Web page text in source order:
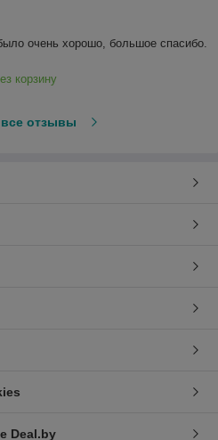
очень хорошо, большое спасибо.
корзину
все отзывы
Deal.by